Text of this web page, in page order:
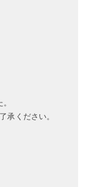
承ください。